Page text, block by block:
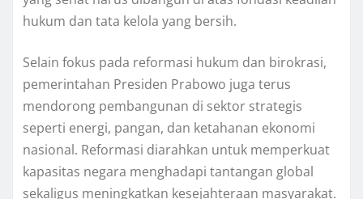
hukum dan tata kelola yang bersih.
Selain fokus pada reformasi hukum dan birokrasi,
pemerintahan Presiden Prabowo juga terus
mendorong pembangunan di sektor strategis
seperti energi, pangan, dan ketahanan ekonomi
nasional. Reformasi diarahkan untuk memperkuat
kapasitas negara menghadapi tantangan global
sekaligus meningkatkan kesejahteraan masyarakat.